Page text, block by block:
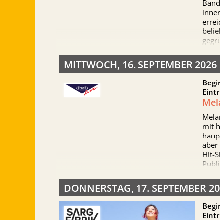
und
Titel
das
dem
der
MITTWOCH, 16. SEPTEMBER 2026
mit
aber
Hit-
und
DONNERSTAG, 17. SEPTEMBER